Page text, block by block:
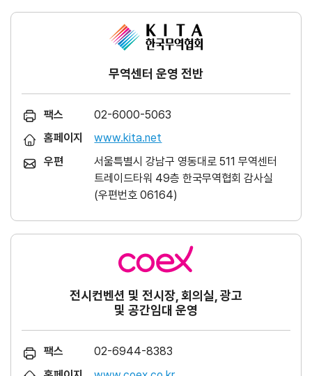
무역센터 운영 전반
팩스
02-6000-5063
홈페이지
www.kita.net
우편
서울특별시 강남구 영동대로 511 무역센터
트레이드타워 49층 한국무역협회 감사실
(우편번호 06164)
전시컨벤션 및 전시장, 회의실, 광고
및 공간임대 운영
팩스
02-6944-8383